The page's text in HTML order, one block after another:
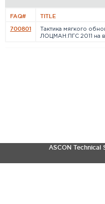
FAQ# TITLE
700801
Тактика мягкого
ЛОЦМАН:ПГС 2011 на
ASCON Technical